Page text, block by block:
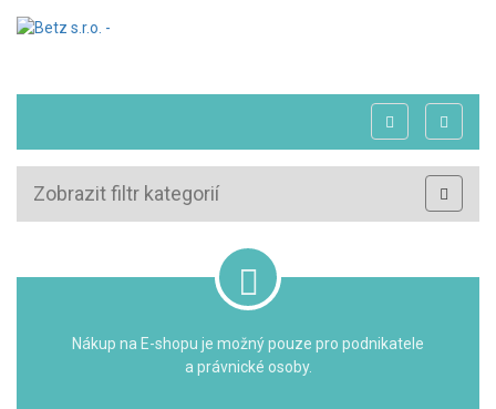
Zobrazit filtr kategorií
Nákup na E-shopu je možný pouze pro podnikatele
a právnické osoby.